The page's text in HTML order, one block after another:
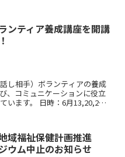
ンティア養成講座を開講
し相手）ボランティアの養成
、コミュニケーションに役立
います。 日時：6月13,20,27
域福祉保健計画推進
ウム中止のお知らせ